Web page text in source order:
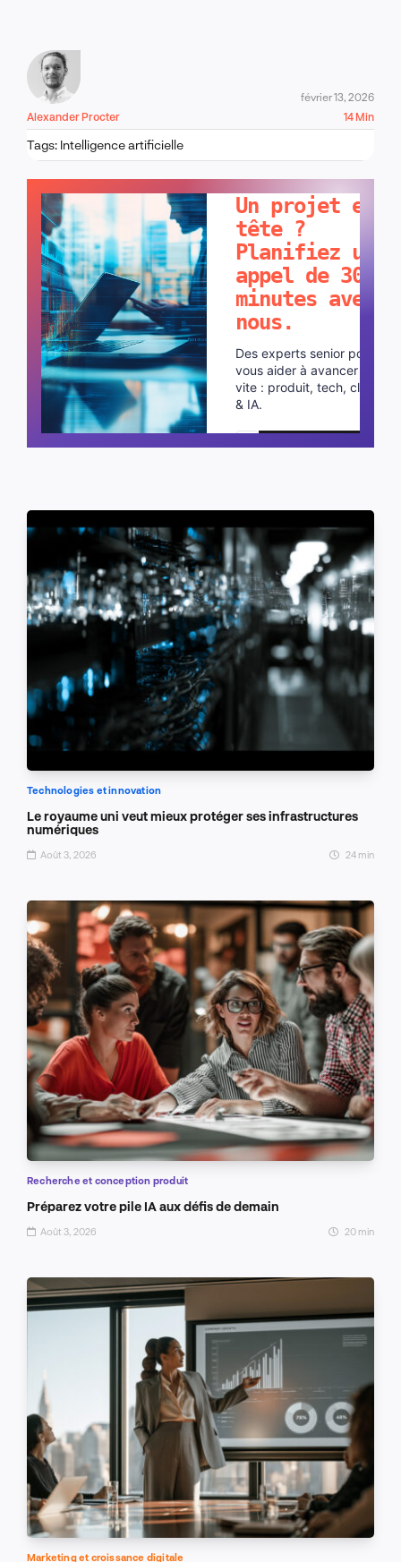
Alexander Procter
février 13, 2026
14 Min
Tags: Intelligence artificielle
Un projet en
tête ?
Planifiez un
appel de 30
minutes avec
nous.
Des experts senior pour
vous aider à avancer plus
vite : produit, tech, cloud
& IA.
Planifier un appel
Technologies et innovation
Le royaume uni veut mieux protéger ses infrastructures
numériques
Août 3, 2026 24 min
Recherche et conception produit
Préparez votre pile IA aux défis de demain
Août 3, 2026 20 min
Marketing et croissance digitale